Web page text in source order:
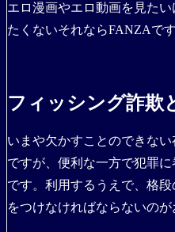
エロ漫画やエロ動画を見た
たくないそれならFANZAです
フィッシング詐欺
いまや欠かすことのできな
ですが、便利な一方で犯罪
です。利用するうえで、格
をつけなければならないのが